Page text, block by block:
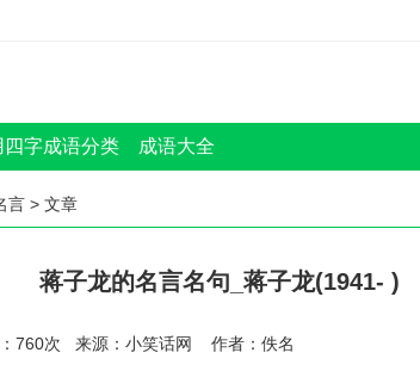
四字成语分类 成语大全
言 > 文章
蒋子龙的名言名句_蒋子龙(1941- )
760次 来源：小笑话网 作者：佚名